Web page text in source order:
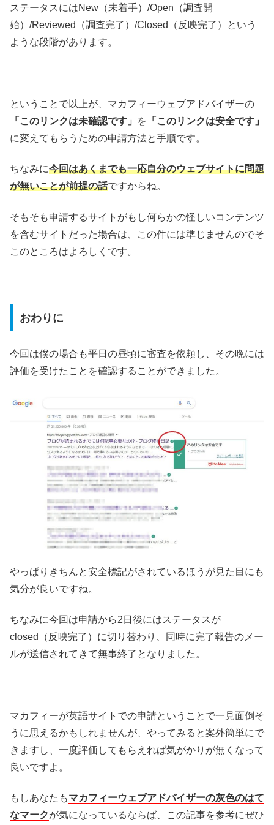
ステータスにはNew（未着手）/Open（調査開
始）/Reviewed（調査完了）/Closed（反映完了）という
ような段階があります。
ということで以上が、マカフィーウェブアドバイザーの
「このリンクは未確認です」
を 「このリンクは安全です」
に変えてもらうための申請方法と手順です。
ちなみに今回はあくまでも一応自分のウェブサイトに問題
が無いことが前提の話ですからね。
そもそも申請するサイトがもし何らかの怪しいコンテンツ
を含むサイトだった場合は、この件には準じませんのでそ
このところはよろしくです。
おわりに
今回は僕の場合も平日の昼頃に審査を依頼し、その晩には
評価を受けたことを確認することができました。
やっぱりきちんと安全標記がされているほうが見た目にも
気分が良いですね。
ちなみに今回は申請から2日後にはステータスが
closed（反映完了）に切り替わり、同時に完了報告のメー
ルが送信されてきて無事終了となりました。
マカフィーが英語サイトでの申請ということで一見面倒そ
うに思えるかもしれませんが、やってみると案外簡単にで
きますし、一度評価してもらえれば気がかりが無くなって
良いですよ。
もしあなたもマカフィーウェブアドバイザーの灰色のはて
なマークが気になっているならば、この記事を参考にぜひ